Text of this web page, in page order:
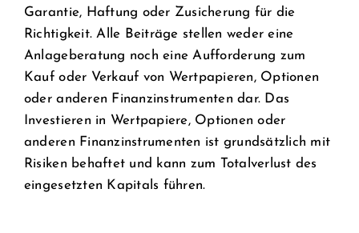
Garantie, Haftung oder Zusicherung für die
Richtigkeit. Alle Beiträge stellen weder eine
Anlageberatung noch eine Aufforderung zum
Kauf oder Verkauf von Wertpapieren, Optionen
oder anderen Finanzinstrumenten dar. Das
Investieren in Wertpapiere, Optionen oder
anderen Finanzinstrumenten ist grundsätzlich mit
Risiken behaftet und kann zum Totalverlust des
eingesetzten Kapitals führen.